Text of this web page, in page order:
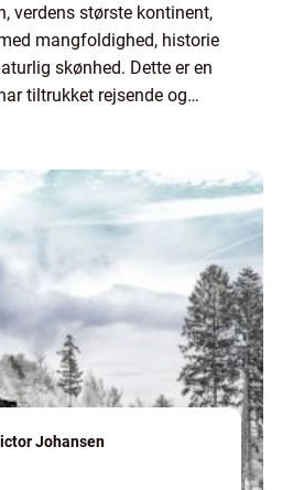
verdens største kontinent,
mangfoldighed, historie
skønhed. Dette er en
tiltrukket rejsende og
Johansen